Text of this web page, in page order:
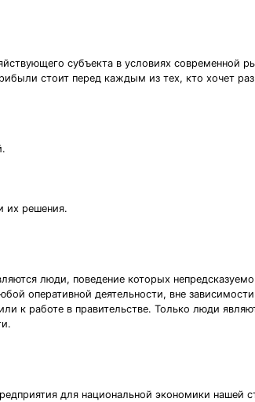
субъекта в условиях современной
стоит перед каждым из тех, кто хочет
их решения.
люди, поведение которых непредсказуемо
оперативной деятельности, вне зависимости
к работе в правительстве. Только люди
для национальной экономики нашей